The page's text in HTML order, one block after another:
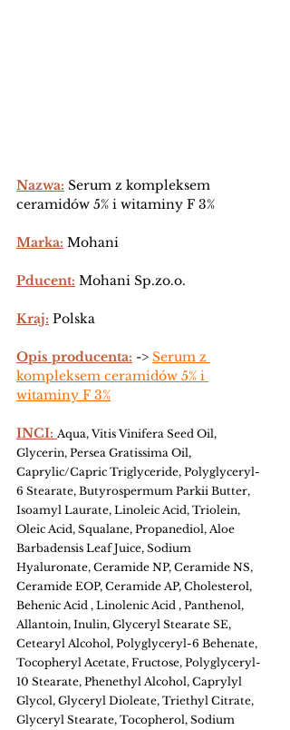
Nazwa: Serum z kompleksem
ceramidów 5% i witaminy F 3%
Marka: Mohani
Pducent: Mohani Sp.zo.o.
Kraj: Polska
Opis producenta: -> Serum z
kompleksem ceramidów 5% i
witaminy F 3%
INCI: Aqua, Vitis Vinifera Seed Oil,
Glycerin, Persea Gratissima Oil,
Caprylic/Capric Triglyceride, Polyglyceryl-
6 Stearate, Butyrospermum Parkii Butter,
Isoamyl Laurate, Linoleic Acid, Triolein,
Oleic Acid, Squalane, Propanediol, Aloe
Barbadensis Leaf Juice, Sodium
Hyaluronate, Ceramide NP, Ceramide NS,
Ceramide EOP, Ceramide AP, Cholesterol,
Behenic Acid , Linolenic Acid , Panthenol,
Allantoin, Inulin, Glyceryl Stearate SE,
Cetearyl Alcohol, Polyglyceryl-6 Behenate,
Tocopheryl Acetate, Fructose, Polyglyceryl-
10 Stearate, Phenethyl Alcohol, Caprylyl
Glycol, Glyceryl Dioleate, Triethyl Citrate,
Glyceryl Stearate, Tocopherol, Sodium